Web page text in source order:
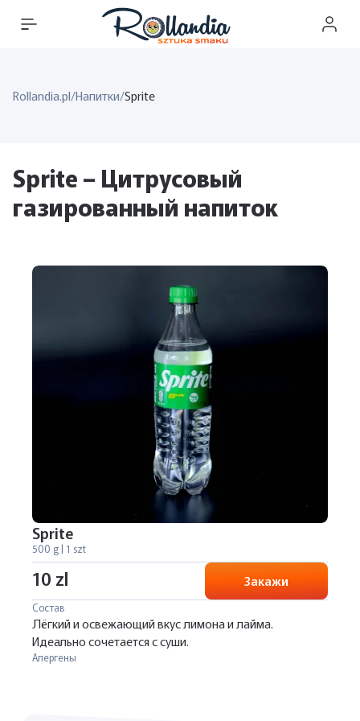
Rollandia.pl/Напитки/Sprite
Sprite – Цитрусовый
газированный напиток
Sprite
500 g | 1 szt
10 zl Закажи
Состав
Лёгкий и освежающий вкус лимона и лайма.
Идеально сочетается с суши.
Алергены